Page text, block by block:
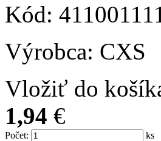
Kód:
Výrobca: CXS
Vložiť do
1,94 €
Počet: ks